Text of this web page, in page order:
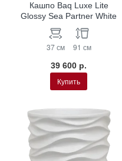
Кашпо Baq Luxe Lite
Glossy Sea Partner White
37 см 91 см
39 600 р.
Купить